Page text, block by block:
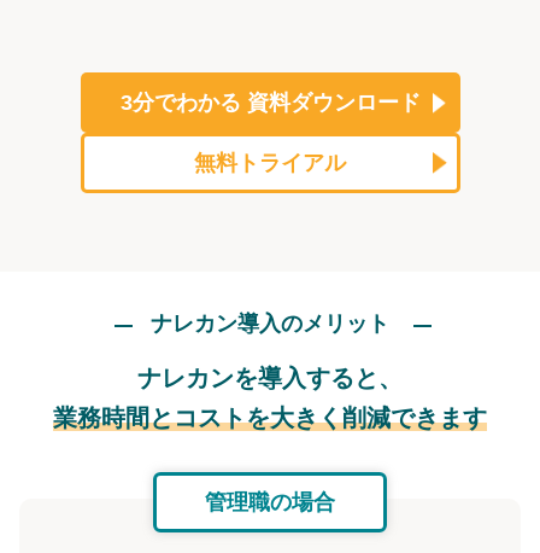
3分でわかる 資料ダウンロード
無料トライアル
ナレカン導入のメリット
ナレカンを導入すると、
業務時間とコストを大きく削減できます
管理職の場合